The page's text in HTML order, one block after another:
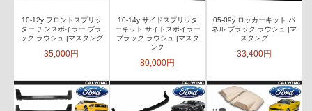
10-12y フロントスプリッ
ター チンスポイラー ブラ
ック ラウシュ |マスタング
35,000円
10-14y サイドスプリッタ
ーキット サイドスポイラー
ブラック ラウシュ |マスタ
ング
80,000円
05-09y ロッカーキット パ
ネル ブラック ラウシュ |マ
スタング
33,400円